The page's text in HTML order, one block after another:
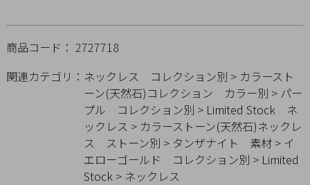
商品コード： 2727718
関連カテゴリ： ネックレス コレクション別 > カラースト
ーン(天然石)コレクション
カラー別 > パー
プル
コレクション別 > Limited Stock
ネ
ックレス > カラーストーン(天然石)ネックレ
ス
ストーン別 > タンザナイト 素材 > イ
エローゴールド
コレクション別 > Limited
Stock > ネックレス
Q&A
LIST